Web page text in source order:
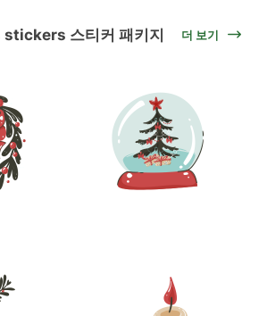
스티커 패키지 더 보기